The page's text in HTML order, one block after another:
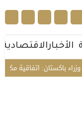
الأخبارالاقتصادية
باكستان: اتفاقية مكة